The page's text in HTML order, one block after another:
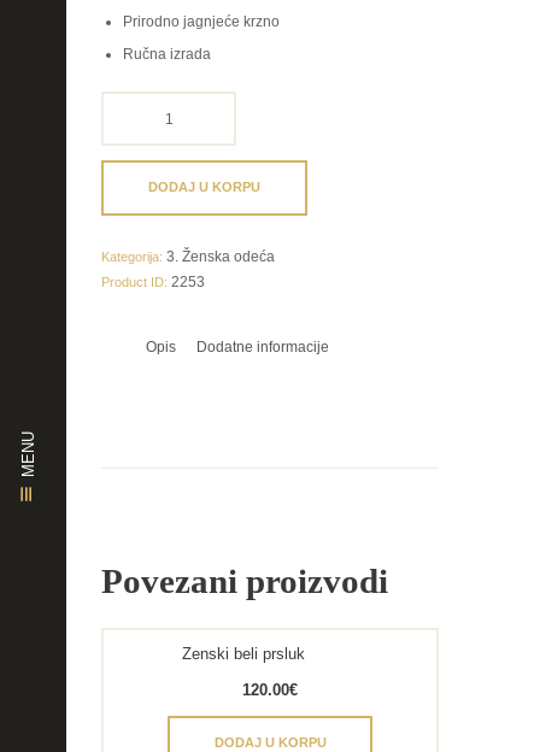
MENU
Prirodno jagnjeće krzno
Ručna izrada
DODAJ U KORPU
Kategorija: 3. Ženska odeća
Product ID: 2253
Opis Dodatne informacije
Povezani proizvodi
Zenski beli prsluk
120.00€
DODAJ U KORPU